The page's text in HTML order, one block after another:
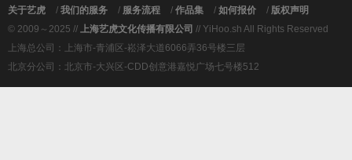
关于艺虎 / 我们的服务 / 服务流程 / 作品集 / 如何报价 / 版权声明
© 2009～2025 // 上海艺虎文化传播有限公司 // YiHoo.sh All Rights Reserved
上海总公司：上海市-青浦区-崧泽大道6066弄36号楼三层
北京分公司：北京市-大兴区-CDD创意港嘉悦广场七号楼512